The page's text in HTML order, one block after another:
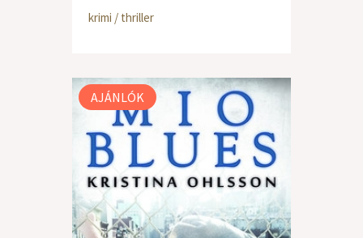
krimi / thriller
AJÁNLÓK